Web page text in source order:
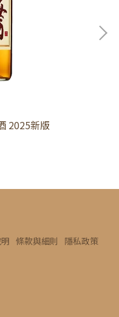
2025新版
條款與細則 隱私政策